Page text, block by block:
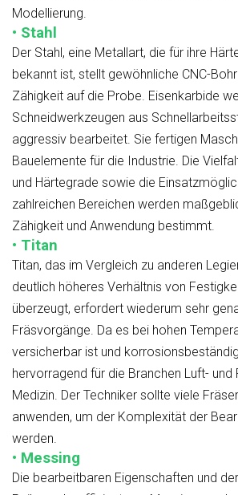
Modellierung.
• Stahl
Der Stahl, eine Metallart, die für ihre
bekannt ist, stellt gewöhnliche CNC-
Zähigkeit auf die Probe. Eisenkarbide
Schneidwerkzeugen aus
aggressiv bearbeitet. Sie fertigen
Bauelemente für die Industrie. Die
und Härtegrade sowie die
zahlreichen Bereichen werden
Zähigkeit und Anwendung bestimmt.
• Titan
Titan, das im Vergleich zu anderen
deutlich höheres Verhältnis von
überzeugt, erfordert wiederum sehr
Fräsvorgänge. Da es bei hohen
versicherbar ist und
hervorragend für die Branchen Luft-
Medizin. Der Techniker sollte viele
anwenden, um der Komplexität der
werden.
• Messing
Die bearbeitbaren Eigenschaften und